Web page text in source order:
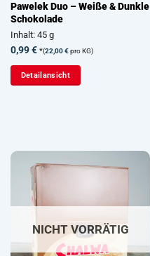
Pawelek Duo – Weiße & Dunkle
Schokolade
Inhalt: 45 g
0,99€ *(22,00€pro KG)
Detailansicht
NICHT VORRÄTIG